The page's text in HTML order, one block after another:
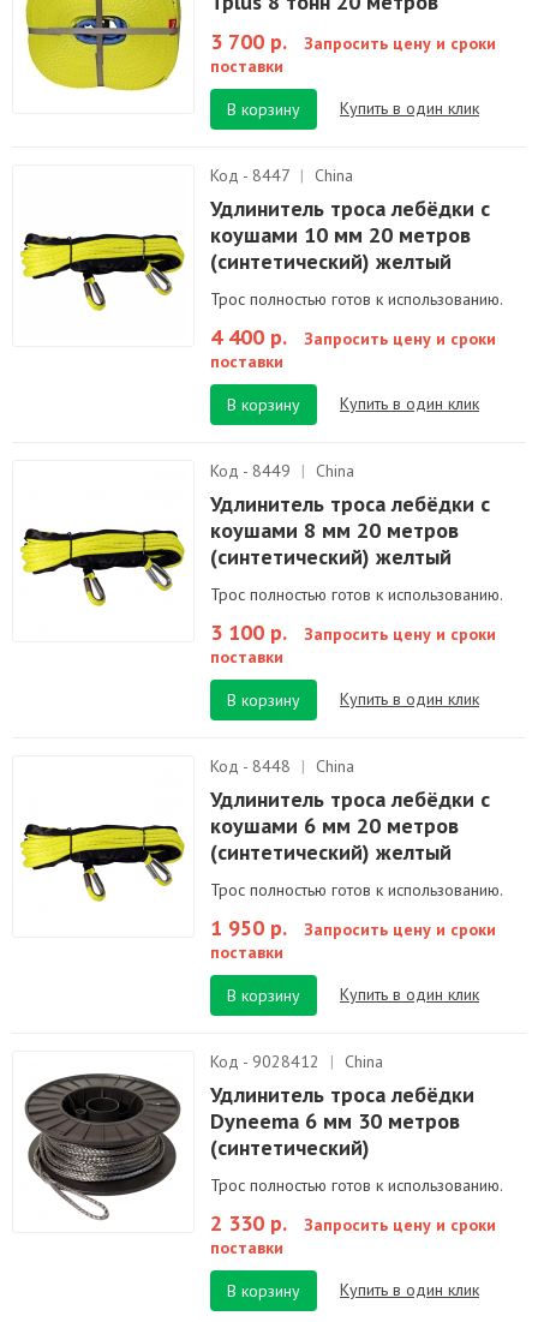
3 700 р.
Запросить цену и сроки
поставки
В корзину
Купить в один клик
Код - 8447 | China
Удлинитель троса лебёдки с
коушами 10 мм 20 метров
(синтетический) желтый
Трос полностью готов к использованию.
4 400 р.
Запросить цену и сроки
поставки
В корзину
Купить в один клик
Код - 8449 | China
Удлинитель троса лебёдки с
коушами 8 мм 20 метров
(синтетический) желтый
Трос полностью готов к использованию.
3 100 р.
Запросить цену и сроки
поставки
В корзину
Купить в один клик
Код - 8448 | China
Удлинитель троса лебёдки с
коушами 6 мм 20 метров
(синтетический) желтый
Трос полностью готов к использованию.
1 950 р.
Запросить цену и сроки
поставки
В корзину
Купить в один клик
Код - 9028412 | China
Удлинитель троса лебёдки
Dyneema 6 мм 30 метров
(синтетический)
Трос полностью готов к использованию.
2 330 р.
Запросить цену и сроки
поставки
В корзину
Купить в один клик